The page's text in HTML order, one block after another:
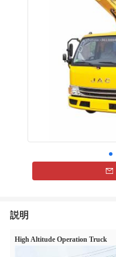
説明
High Altitude Operation Truck